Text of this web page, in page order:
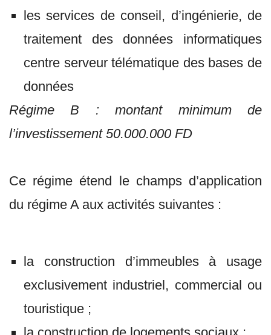
les services de conseil, d’ingénierie, de
traitement des données informatiques
centre serveur télématique des bases de
données
Régime B : montant minimum de
l’investissement 50.000.000 FD
Ce régime étend le champs d’application
du régime A aux activités suivantes :
la construction d’immeubles à usage
exclusivement industriel, commercial ou
touristique ;